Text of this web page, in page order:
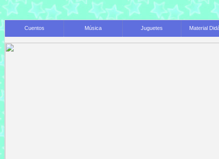
Cuentos Música Juguetes Material